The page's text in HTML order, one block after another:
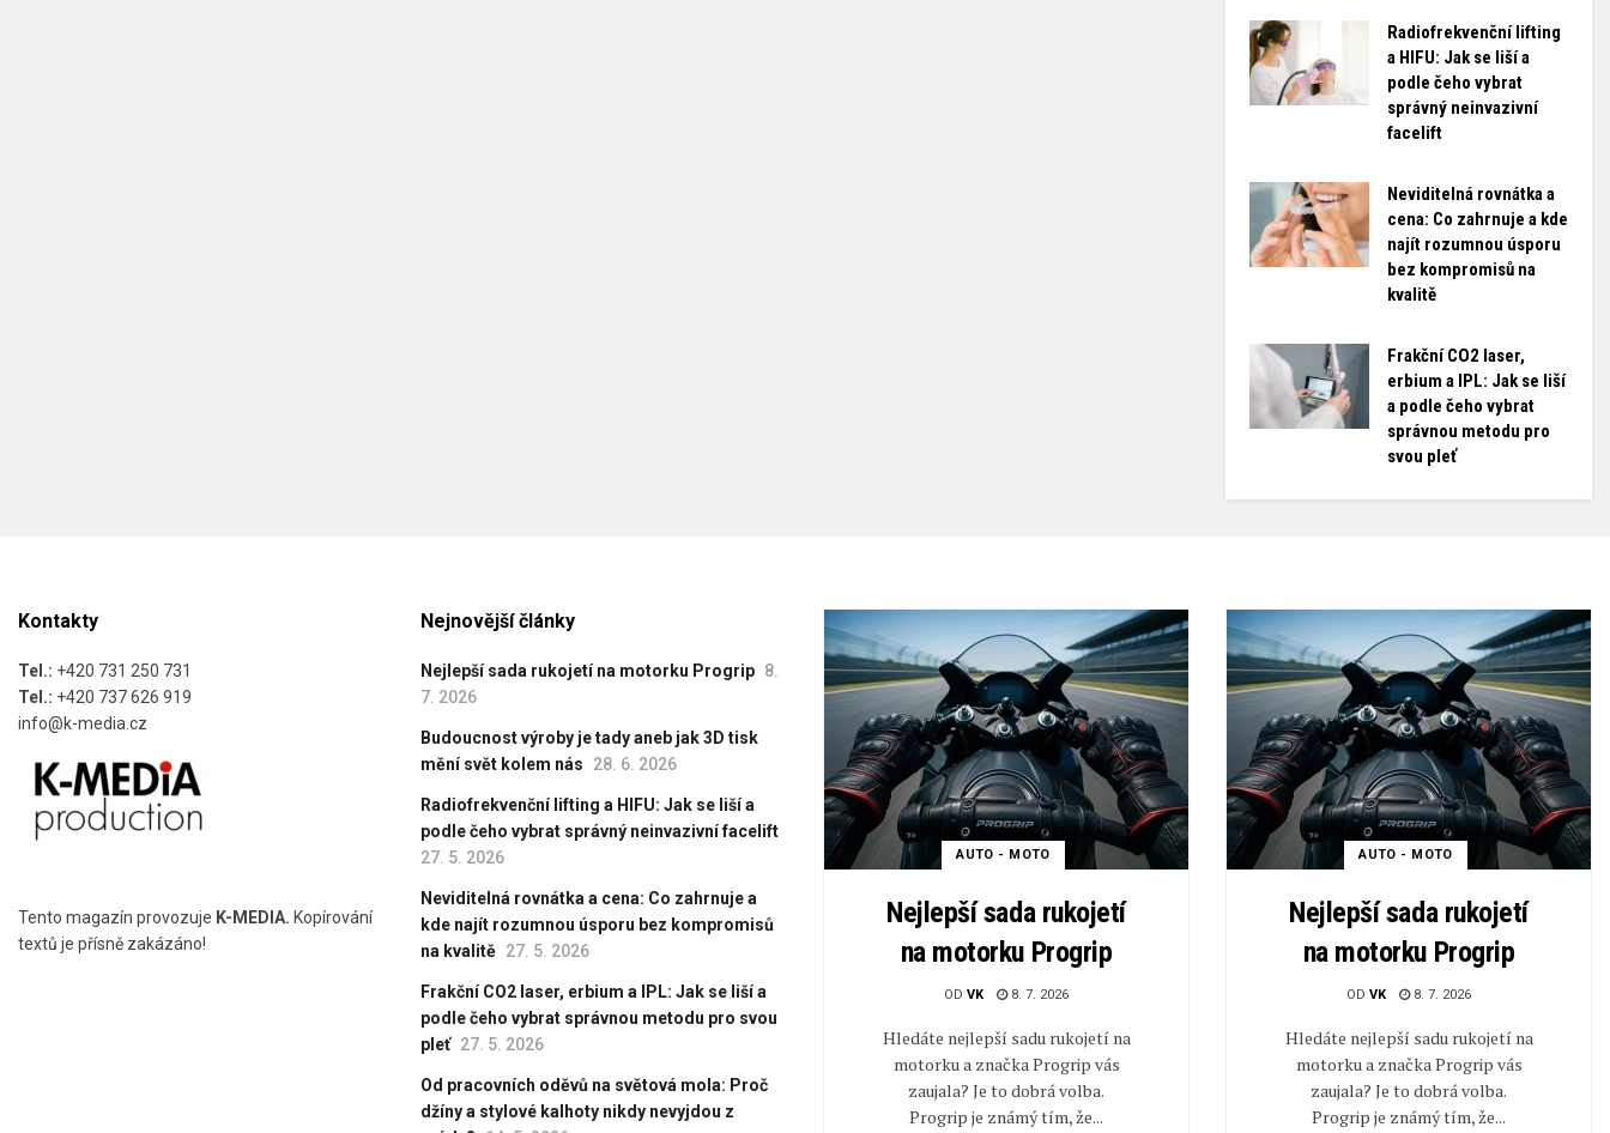
Radiofrekvenční lifting
a HIFU: Jak se liší a
podle čeho vybrat
správný neinvazivní
facelift
Neviditelná rovnátka a
cena: Co zahrnuje a kde
najít rozumnou úsporu
bez kompromisů na
kvalitě
Frakční CO2 laser,
erbium a IPL: Jak se liší
a podle čeho vybrat
správnou metodu pro
svou pleť
Kontakty
Tel.: +420 731 250 731
Tel.: +420 737 626 919
info@k-media.cz
Tento magazín provozuje K-MEDIA. Kopírování
textů je přísně zakázáno!
Nejnovější články
Nejlepší sada rukojetí na motorku Progrip 8.
7. 2026
Budoucnost výroby je tady aneb jak 3D tisk
mění svět kolem nás
28. 6. 2026
Radiofrekvenční lifting a HIFU: Jak se liší a
podle čeho vybrat správný neinvazivní facelift
27. 5. 2026
Neviditelná rovnátka a cena: Co zahrnuje a
kde najít rozumnou úsporu bez kompromisů
na kvalitě 27. 5. 2026
Frakční CO2 laser, erbium a IPL: Jak se liší a
podle čeho vybrat správnou metodu pro svou
pleť 27. 5. 2026
Od pracovních oděvů na světová mola: Proč
džíny a stylové kalhoty nikdy nevyjdou z
AUTO - MOTO
Nejlepší sada rukojetí
na motorku Progrip
OD VK 8. 7. 2026
Hledáte nejlepší sadu rukojetí na
motorku a značka Progrip vás
zaujala? Je to dobrá volba.
Progrip je známý tím, že...
AUTO - MOTO
Nejlepší sada rukojetí
na motorku Progrip
OD VK 8. 7. 2026
Hledáte nejlepší sadu rukojetí na
motorku a značka Progrip vás
zaujala? Je to dobrá volba.
Progrip je známý tím, že...